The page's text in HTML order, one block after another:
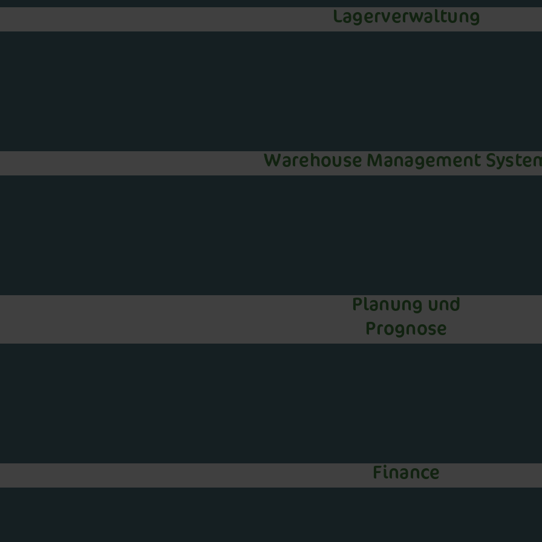
Lagerverwaltung
Warehouse Management
Planung und
Prognose
Finance